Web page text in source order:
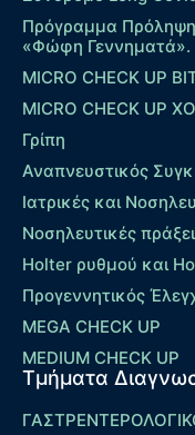
Πρόγραμμα
«Φώφη Γεννηματά».
MICRO CHECK UP
MICRO CHECK UP
Γρίπη
Αναπνευστικός
Ιατρικές και
Νοσηλευτικές
Holter ρυθμού και
Προγεννητικός
MEGA CHECK UP
MEDIUM CHECK UP
Τμήματα